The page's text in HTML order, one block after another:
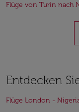
Flüge von Turin nach
Entdecken
Flüge London -